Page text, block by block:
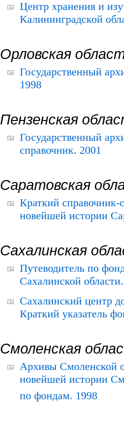
Центр хранения и
Калининградской
Орловская
Государственный
1998
Пензенская
Государственный
справочник. 2001
Саратовская
Краткий
новейшей истории
Сахалинская
Путеводитель по
Сахалинской
Сахалинский центр
Краткий указатель
Смоленская
Архивы Смоленской
новейшей истории
по фондам. 1998